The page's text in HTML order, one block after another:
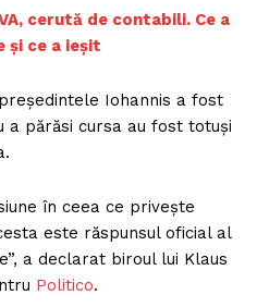
cerută de contabili. Ce a
și ce a ieșit
Iohannis a fost
a părăsi cursa au fost totuși
în ceea ce privește
este răspunsul oficial al
a declarat biroul lui Klaus
Politico.